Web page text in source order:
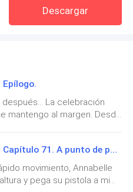
negativa para que yo
reflejo y el poco brillo de
habilidad y esta vez, me
seguidos en la puerta.
lista.
Descargar
Epílogo.
después… La celebración
mantengo al margen. Desde
todo su apoyo. Su
ese vestido que lleva que la
de por sí, es. Su cabello
como cascada por su
UN AMOR POR CONTRATO Capítulo 71. A punto de perder (final)
movimiento, Annabelle
y pega su pistola a mi